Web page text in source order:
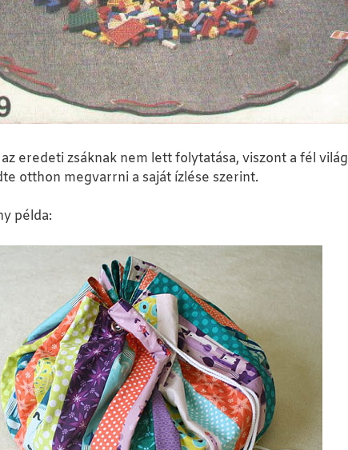
eredeti zsáknak nem lett folytatása, viszont a fél világ
otthon megvarrni a saját ízlése szerint.
példa: